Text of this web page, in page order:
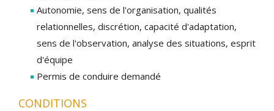
Autonomie, sens de l'organisation, qualités
relationnelles, discrétion, capacité d'adaptation,
sens de l'observation, analyse des situations, esprit
d'équipe
Permis de conduire demandé
CONDITIONS